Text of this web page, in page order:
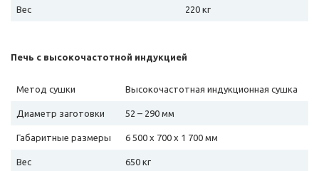
Вес 220 кг
Печь с высокочастотной индукцией
Метод сушки Высокочастотная индукционная сушка
Диаметр заготовки 52 – 290 мм
Габаритные размеры 6 500 х 700 х 1 700 мм
Вес 650 кг